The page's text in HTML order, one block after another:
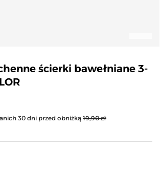
ścierki bawełniane 3-
30 dni przed obniżką 19,90 zł